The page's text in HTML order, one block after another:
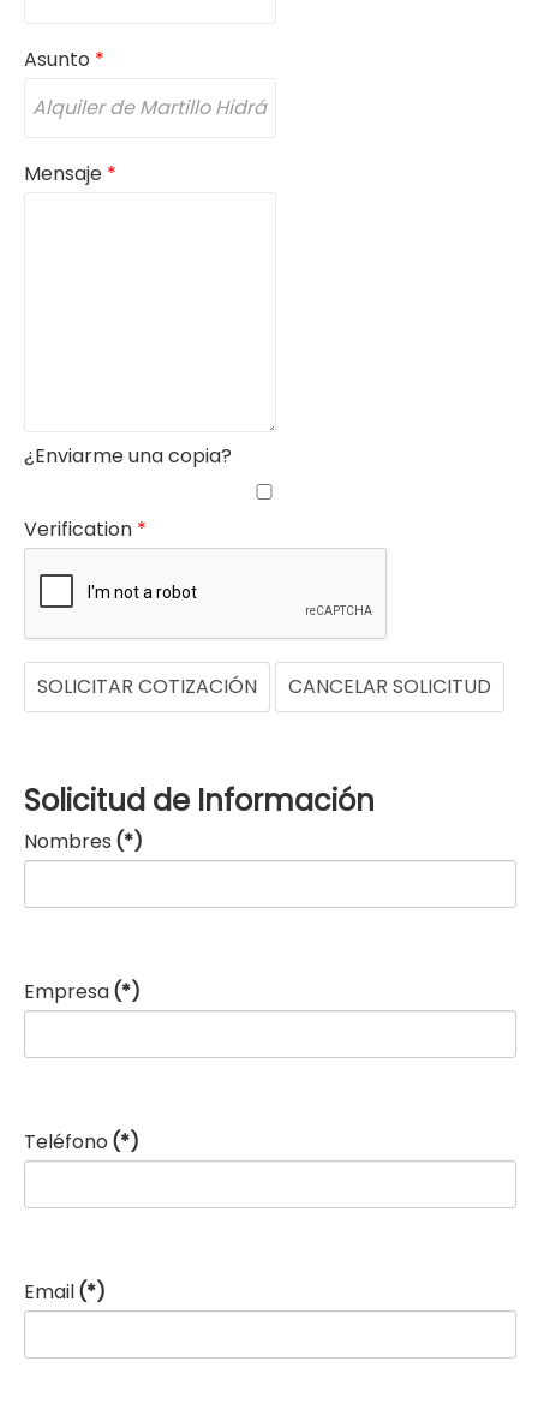
Asunto *
Mensaje *
¿Enviarme una copia?
Verification *
SOLICITAR COTIZACIÓN CANCELAR SOLICITUD
Solicitud de Información
Nombres (*)
Empresa(*)
Teléfono (*)
Email(*)